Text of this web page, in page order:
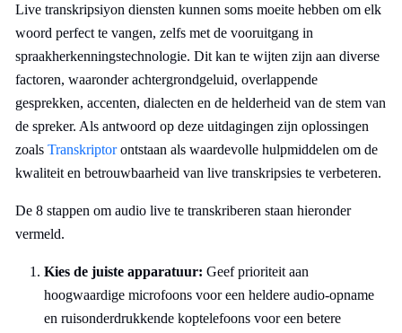
Live transkripsiyon diensten kunnen soms moeite hebben om elk
woord perfect te vangen, zelfs met de vooruitgang in
spraakherkenningstechnologie. Dit kan te wijten zijn aan diverse
factoren, waaronder achtergrondgeluid, overlappende
gesprekken, accenten, dialecten en de helderheid van de stem van
de spreker. Als antwoord op deze uitdagingen zijn oplossingen
zoals Transkriptorontstaan als waardevolle hulpmiddelen om de
kwaliteit en betrouwbaarheid van live transkripsies te verbeteren.
De 8 stappen om audio live te transkriberen staan hieronder
vermeld.
Kies de juiste apparatuur: Geef prioriteit aan
hoogwaardige microfoons voor een heldere audio-opname
en ruisonderdrukkende koptelefoons voor een betere